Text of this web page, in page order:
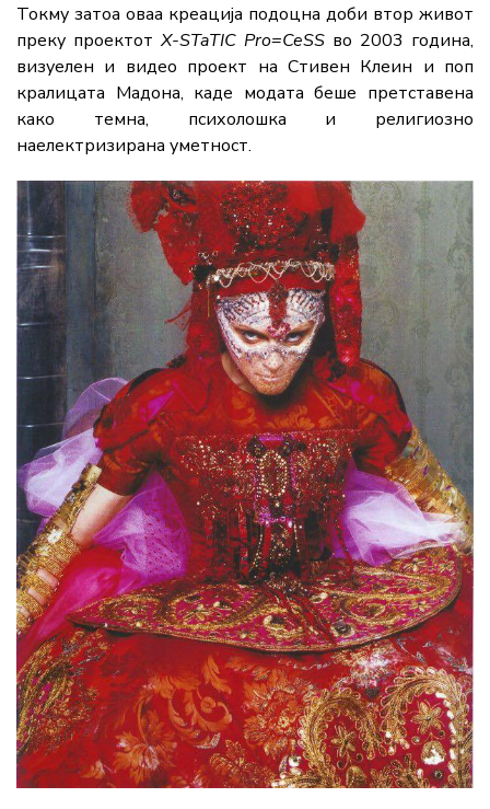
Токму затоа оваа креација подоцна доби втор живот
преку проектотX-STaTIC Pro=CeSS во 2003 година,
визуелен и видео проект на Стивен Клеин и поп
кралицата Мадона, каде модата беше претставена
како темна, психолошка и религиозно
наелектризирана уметност.